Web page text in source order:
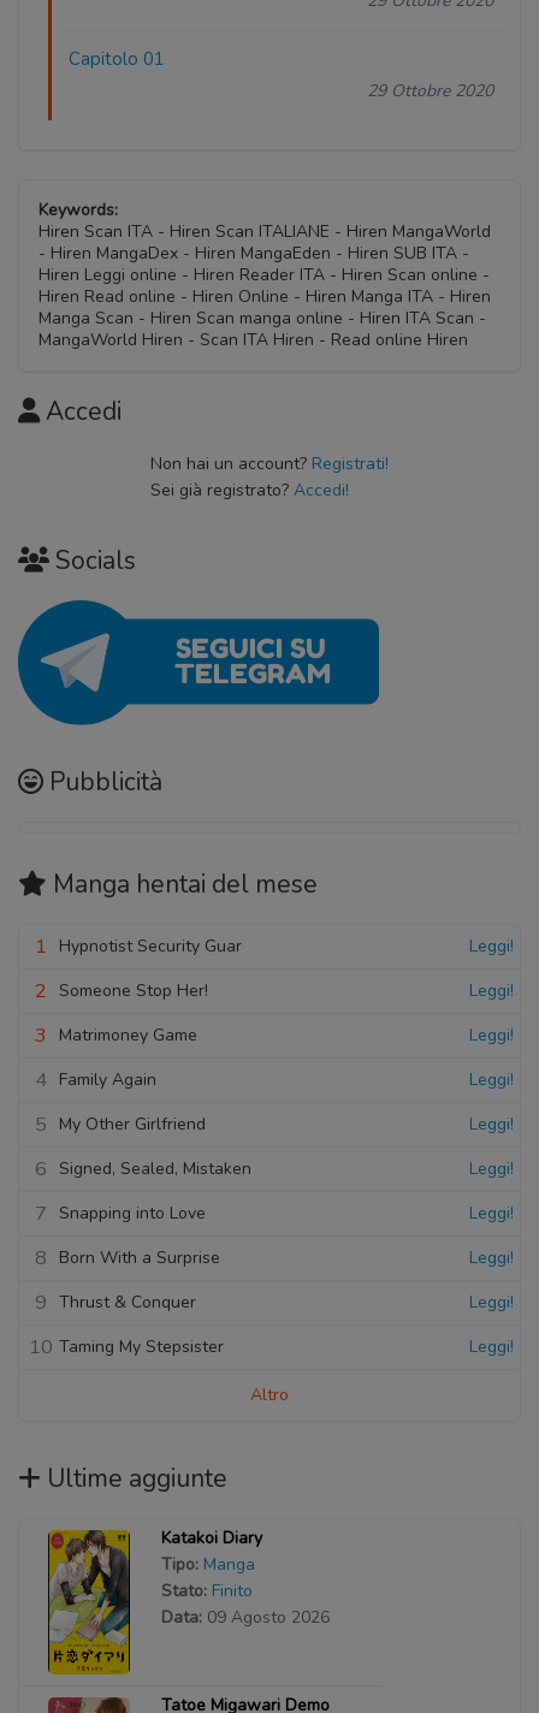
Capitolo 01
29 Ottobre 2020
Keywords:
Hiren Scan ITA - Hiren Scan ITALIANE - Hiren MangaWorld
- Hiren MangaDex - Hiren MangaEden - Hiren SUB ITA -
Hiren Leggi online - Hiren Reader ITA - Hiren Scan online -
Hiren Read online - Hiren Online - Hiren Manga ITA - Hiren
Manga Scan - Hiren Scan manga online - Hiren ITA Scan -
MangaWorld Hiren - Scan ITA Hiren - Read online Hiren
Accedi
Non hai un account? Registrati!
Sei già registrato? Accedi!
Socials
Pubblicità
Manga hentai del mese
1 Hypnotist Security Guar Leggi!
2 Someone Stop Her! Leggi!
3 Matrimoney Game Leggi!
4 Family Again Leggi!
5 My Other Girlfriend Leggi!
6 Signed, Sealed, Mistaken Leggi!
7 Snapping into Love Leggi!
8 Born With a Surprise Leggi!
9 Thrust & Conquer Leggi!
10 Taming My Stepsister Leggi!
Altro
Ultime aggiunte
Katakoi Diary
Tipo: Manga
Stato: Finito
Data: 09 Agosto 2026
Tatoe Migawari Demo